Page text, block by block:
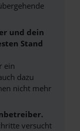
und dein
Stand
ein
dazu
nicht mehr
versucht